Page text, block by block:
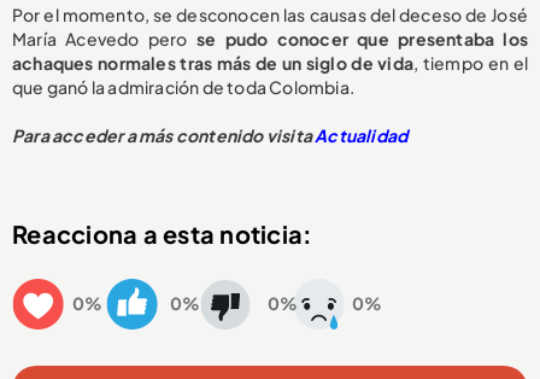
Por el momento, se desconocen las causas del deceso de José
María Acevedo pero se pudo conocer que presentaba los
achaques normales tras más de un siglo de vida, tiempo en el
que ganó la admiración de toda Colombia.
Para acceder a más contenido visitaActualidad
Reacciona a esta noticia:
0% 0% 0% 0%